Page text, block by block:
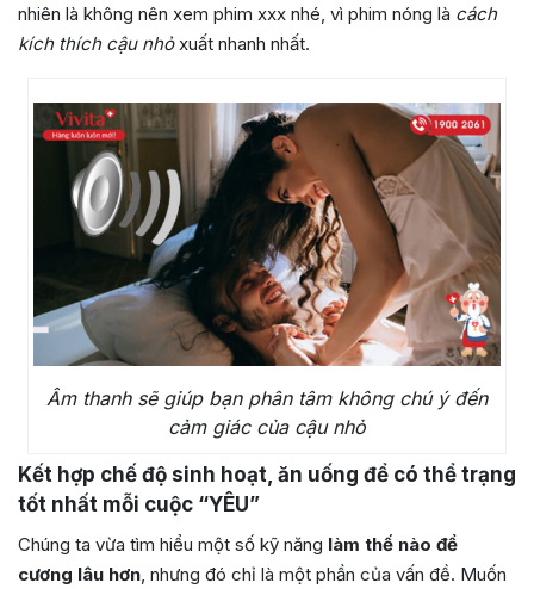
nhiên là không nên xem phim xxx nhé, vì phim nóng là cách
kích thích cậu nhỏxuất nhanh nhất.
Âm thanh sẽ giúp bạn phân tâm không chú ý đến
cảm giác của cậu nhỏ
Kết hợp chế độ sinh hoạt, ăn uống để có thể trạng
tốt nhất mỗi cuộc “YÊU”
Chúng ta vừa tìm hiểu một số kỹ năng làm thế nào để
cương lâu hơn, nhưng đó chỉ là một phần của vấn đề. Muốn